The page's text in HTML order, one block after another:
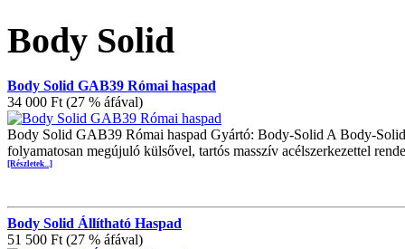
Body Solid
Body Solid GAB39 Római haspad
34 000 Ft (27 % áfával)
Body Solid GAB39 Római haspad Gyártó: Body-Solid A Body-
folyamatosan megújuló külsővel, tartós masszív acélszerkezettel
[Részletek...]
Body Solid Állítható Haspad
51 500 Ft (27 % áfával)